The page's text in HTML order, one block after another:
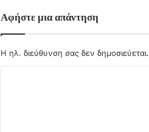
Αφήστε μια απάντηση
Η ηλ. διεύθυνση σας δεν δημοσιεύεται.